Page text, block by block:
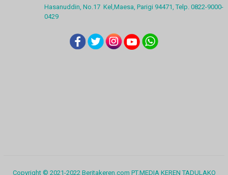
Hasanuddin, No.17 Kel,Maesa, Parigi 94471, Telp. 0822-9000-
0429
Copyright © 2021-2022 Beritakeren.com PT.MEDIA KEREN TADULAKO